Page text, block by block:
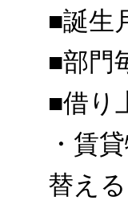
■誕生
■部門
■借り
・賃
替え